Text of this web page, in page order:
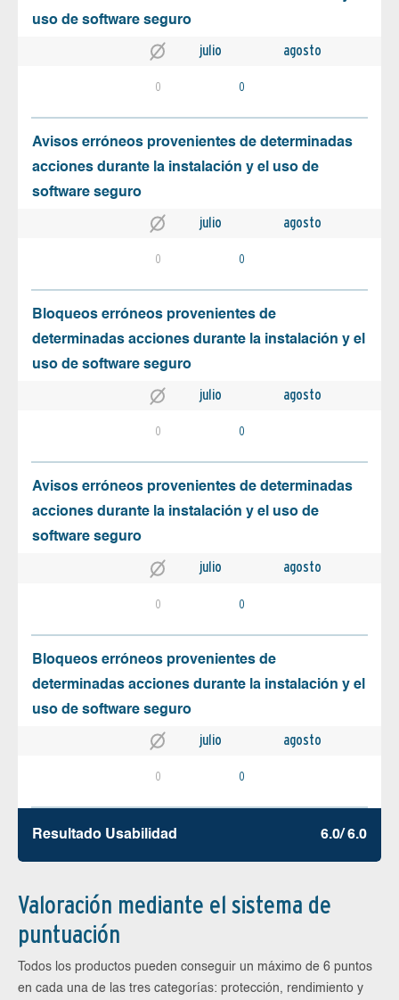
uso de software seguro
julio agosto
0 0
Avisos erróneos provenientes de determinadas
acciones durante la instalación y el uso de
software seguro
julio agosto
0 0
Bloqueos erróneos provenientes de
determinadas acciones durante la instalación y el
uso de software seguro
julio agosto
0 0
Avisos erróneos provenientes de determinadas
acciones durante la instalación y el uso de
software seguro
julio agosto
0 0
Bloqueos erróneos provenientes de
determinadas acciones durante la instalación y el
uso de software seguro
julio agosto
0 0
Resultado Usabilidad 6.0/ 6.0
Valoración mediante el sistema de
puntuación
Todos los productos pueden conseguir un máximo de 6 puntos
en cada una de las tres categorías: protección, rendimiento y